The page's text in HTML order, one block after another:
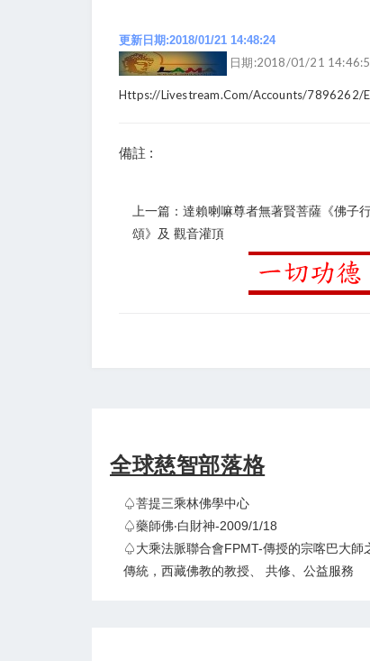
更新日期:2018/01/21 14:48:24
日期:2018/01/21
Https://livestream.com/accounts/
備註 :
上一篇：達賴喇嘛尊者無著賢菩薩《佛子
頌》及 觀音灌頂
全球慈智部落格
♤菩提三乘林佛學中心
♤藥師佛‧白財神-2009/1/18
♤大乘法脈聯合會FPMT-傳授的宗喀巴大師
傳統，西藏佛教的教授、 共修、公益服務